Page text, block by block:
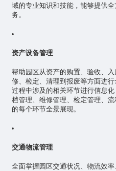
域的专业知识和技能，能够提供
务。
资产设备管理
帮助园区从资产的购置、验收、
修、检定、清理到报废等方面进
过程中涉及的相关环节进行信息
档管理、维修管理、检定管理、
的每个环节全景展现。
交通物流管理
全面掌握园区交通状况、物流效